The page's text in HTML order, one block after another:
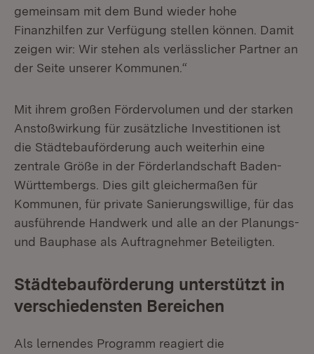
gemeinsam mit dem Bund wieder hohe
Finanzhilfen zur Verfügung stellen können. Damit
zeigen wir: Wir stehen als verlässlicher Partner an
der Seite unserer Kommunen.“
Mit ihrem großen Fördervolumen und der starken
Anstoßwirkung für zusätzliche Investitionen ist
die Städtebauförderung auch weiterhin eine
zentrale Größe in der Förderlandschaft Baden-
Württembergs. Dies gilt gleichermaßen für
Kommunen, für private Sanierungswillige, für das
ausführende Handwerk und alle an der Planungs-
und Bauphase als Auftragnehmer Beteiligten.
Städtebauförderung unterstützt in
verschiedensten Bereichen
Als lernendes Programm reagiert die